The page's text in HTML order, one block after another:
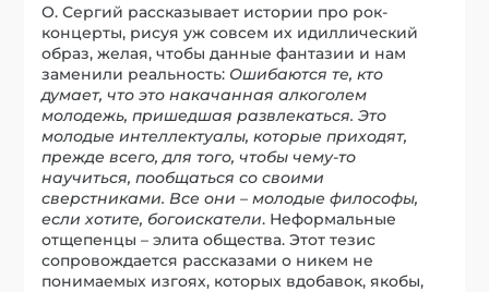
О. Сергий рассказывает истории про рок-
концерты, рисуя уж совсем их идиллический
образ, желая, чтобы данные фантазии и нам
заменили реальность: Ошибаются те, кто
думает, что это накачанная алкоголем
молодежь, пришедшая развлекаться. Это
молодые интеллектуалы, которые приходят,
прежде всего, для того, чтобы чему-то
научиться, пообщаться со своими
сверстниками. Все они – молодые философы,
если хотите, богоискатели. Неформальные
отщепенцы – элита общества. Этот тезис
сопровождается рассказами о никем не
понимаемых изгоях, которых вдобавок, якобы,